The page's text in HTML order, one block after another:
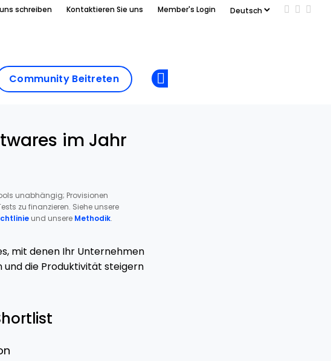
uns schreiben Kontaktieren Sie uns Member's Login Add us
Follow
Community Beitreten
im Jahr
unabhängig; Provisionen
zu finanzieren. Siehe unsere
und unsere Methodik.
mit denen Ihr Unternehmen
die Produktivität steigern